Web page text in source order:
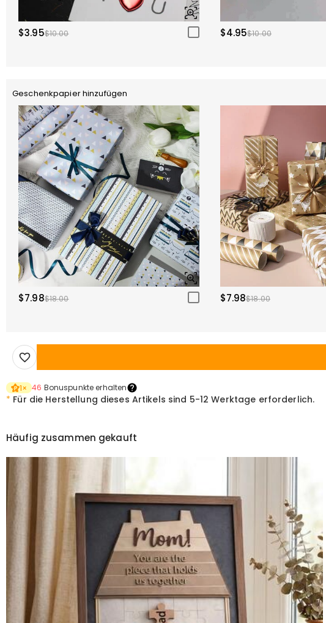
$3.95$10.00 $4.95$10.00
Geschenkpapier hinzufügen
$7.98$18.00 $7.98$18.00
1× 46 Bonuspunkte erhalten
* Für die Herstellung dieses Artikels sind 5-12 Werktage erforderlich.
Häufig zusammen gekauft